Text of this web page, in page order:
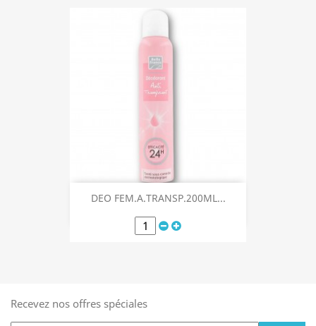
DEO FEM.A.TRANSP.200ML...
Recevez nos offres spéciales